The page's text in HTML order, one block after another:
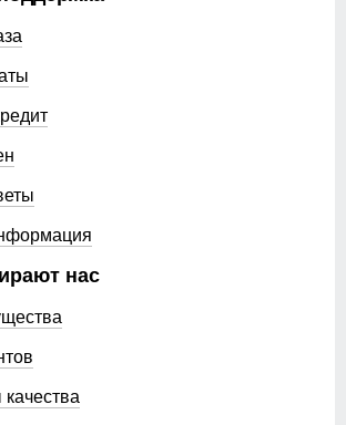
нас